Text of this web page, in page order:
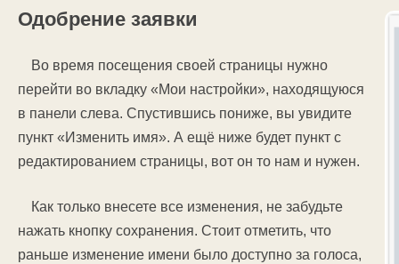
Одобрение заявки
Во время посещения своей страницы нужно
перейти во вкладку «Мои настройки», находящуюся
в панели слева. Спустившись пониже, вы увидите
пункт «Изменить имя». А ещё ниже будет пункт с
редактированием страницы, вот он то нам и нужен.
Как только внесете все изменения, не забудьте
нажать кнопку сохранения. Стоит отметить, что
раньше изменение имени было доступно за голоса,